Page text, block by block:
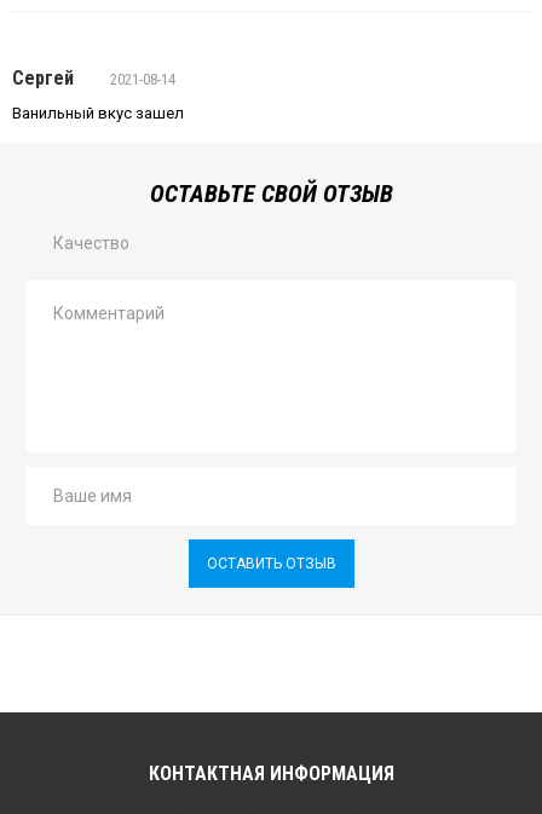
Сергей
2021-08-14
Ванильный вкус зашел
ОСТАВЬТЕ СВОЙ ОТЗЫВ
Качество
ОСТАВИТЬ ОТЗЫВ
КОНТАКТНАЯ ИНФОРМАЦИЯ